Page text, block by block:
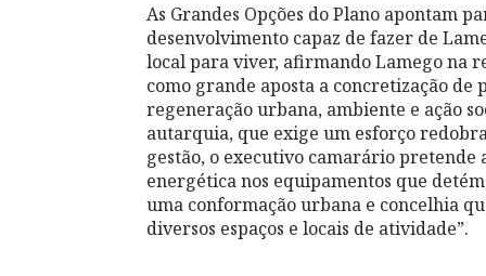
As Grandes Opções do Plano apontam
desenvolvimento capaz de fazer de
local para viver, afirmando Lamego na
como grande aposta a concretização
regeneração urbana, ambiente e ação
autarquia, que exige um esforço
gestão, o executivo camarário pretende
energética nos equipamentos que
uma conformação urbana e concelhia
diversos espaços e locais de atividade”.